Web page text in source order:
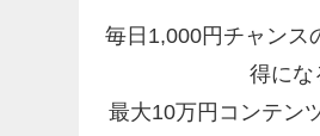
毎日1,000円チャンス
得にな
最大10万円コンテン